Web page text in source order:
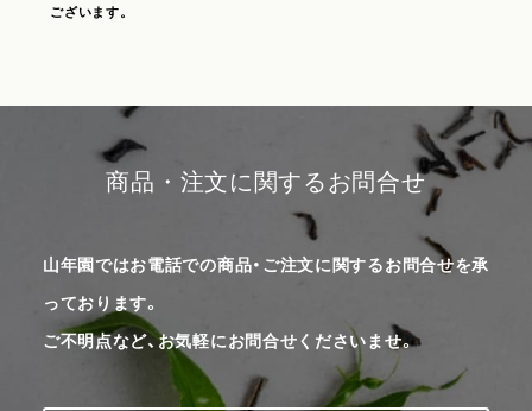
ございます。
商品・注文に関するお問合せ
山年園ではお電話での商品・ご注文に関するお問合せを承
っております。
ご不明点など、お気軽にお問合せくださいませ。